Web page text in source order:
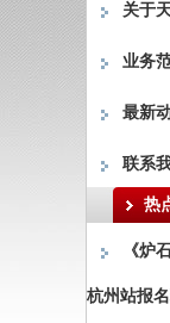
关于
业务
最新
联系
热
《炉
杭州站报